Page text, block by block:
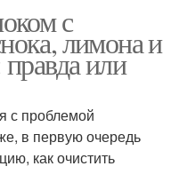
с
лимона и
или
с проблемой
в первую очередь
как очистить